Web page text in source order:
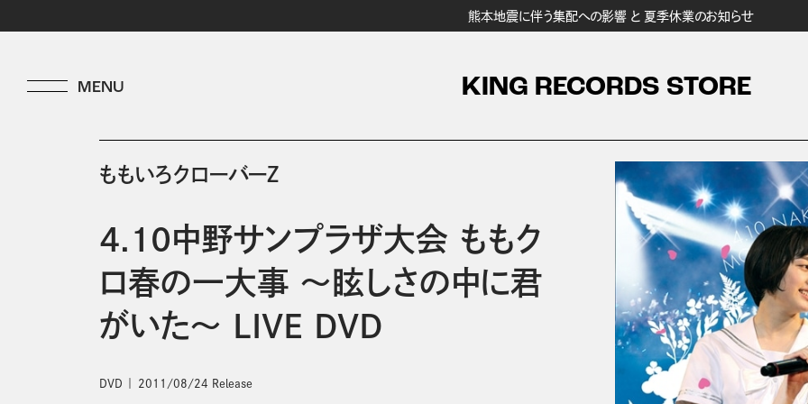
熊本地震に伴う集配への影響 と 夏季休業のお知らせ
KING RECORDS STORE
ももいろクローバーＺ
4.10中野サンプラザ大会 ももク
ロ春の一大事 ～眩しさの中に君
がいた～ LIVE DVD
DVD 2011/08/24 Release